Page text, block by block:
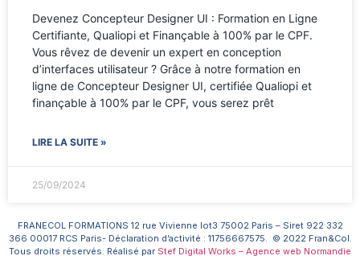
Devenez Concepteur Designer UI : Formation en Ligne
Certifiante, Qualiopi et Finançable à 100% par le CPF.
Vous rêvez de devenir un expert en conception
d’interfaces utilisateur ? Grâce à notre formation en
ligne de Concepteur Designer UI, certifiée Qualiopi et
finançable à 100% par le CPF, vous serez prêt
LIRE LA SUITE »
25/09/2024
FRANECOL FORMATIONS 12 rue Vivienne lot3 75002 Paris – Siret 922 332
366 00017 RCS Paris- Déclaration d’activité : 11756667575. © 2022 Fran&Col.
Tous droits réservés. Réalisé par Stef Digital Works – Agence web Normandie